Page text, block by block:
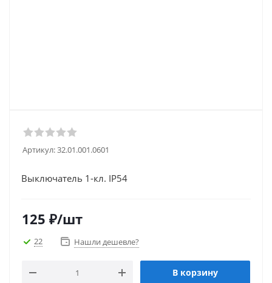
Артикул:32.01.001.0601
Выключатель 1-кл. IP54
125 ₽/шт
22 Нашли дешевле?
В корзину